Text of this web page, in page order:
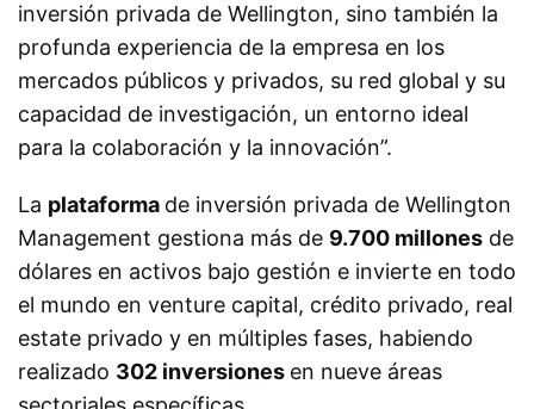
inversión privada de Wellington, sino también la
profunda experiencia de la empresa en los
mercados públicos y privados, su red global y su
capacidad de investigación, un entorno ideal
para la colaboración y la innovación”.
La plataforma de inversión privada de Wellington
Management gestiona más de 9.700 millones de
dólares en activos bajo gestión e invierte en todo
el mundo en venture capital, crédito privado, real
estate privado y en múltiples fases, habiendo
realizado 302 inversiones en nueve áreas